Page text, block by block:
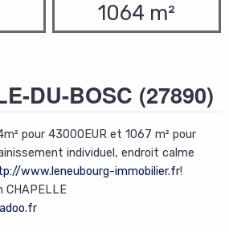
1064 m²
DU-BOSC (27890)
pour 43000EUR et 1067 m² pour
individuel, endroit calme
www.leneubourg-immobilier.fr!